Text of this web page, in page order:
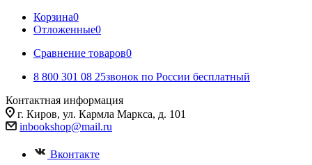
Корзина0
Отложенные0
Сравнение товаров0
8 800 301 08 25звонок по России бесплатный
Контактная информация
г. Киров, ул. Кармла Маркса, д. 101
inbookshop@mail.ru
Вконтакте